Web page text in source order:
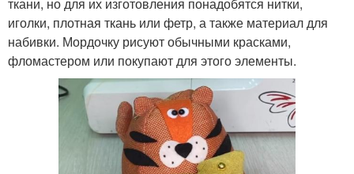
иголки, плотная ткань или фетр, а также материал для
набивки. Мордочку рисуют обычными красками,
фломастером или покупают для этого элементы.